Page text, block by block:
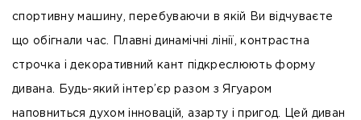
спортивну машину, перебуваючи в якій Ви відчуваєте
що обігнали час. Плавні динамічні лінії, контрастна
строчка і декоративний кант підкреслюють форму
дивана. Будь-який інтер’єр разом з Ягуаром
наповниться духом інновацій, азарту і пригод. Цей диван